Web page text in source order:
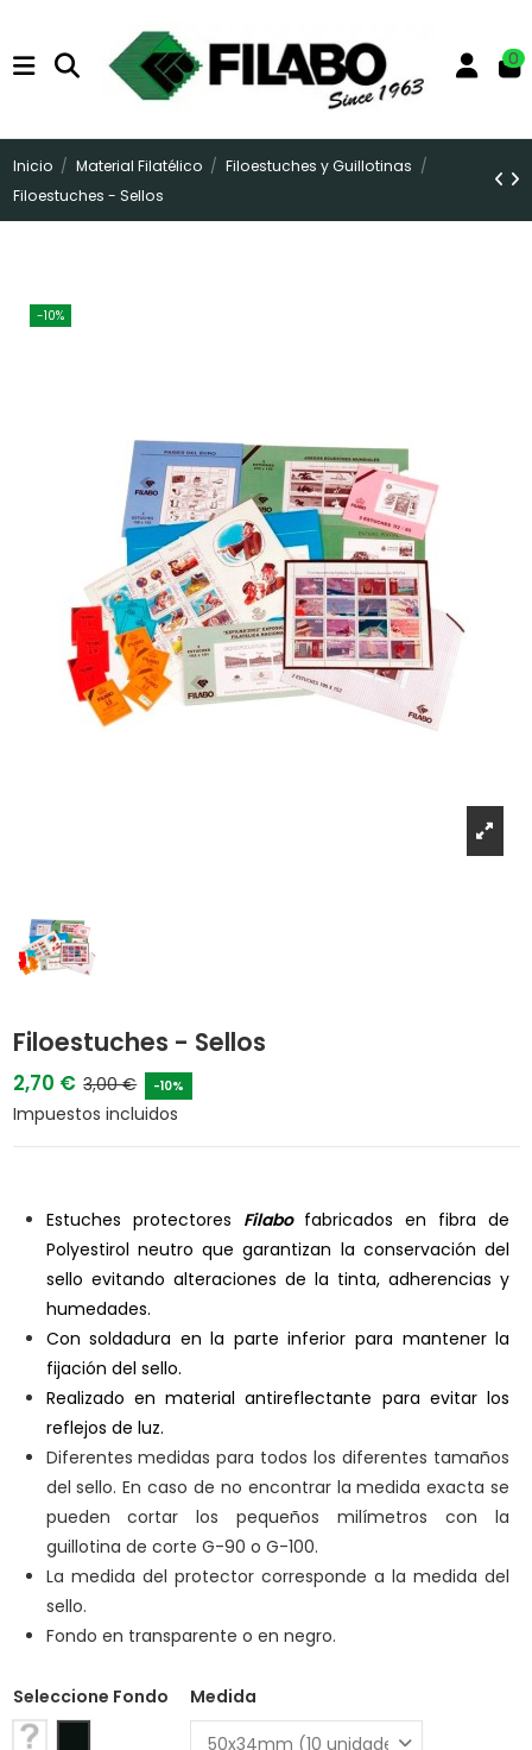
0
Inicio Material Filatélico
Filoestuches y Guillotinas
Filoestuches - Sellos
-10%
Filoestuches - Sellos
2,70 € 3,00 € -10%
Impuestos incluidos
Estuches protectores Filabo fabricados en fibra de
Polyestirol neutro que garantizan la conservación del
sello evitando alteraciones de la tinta, adherencias y
humedades.
Con soldadura en la parte inferior para mantener la
fijación del sello.
Realizado en material antireflectante para evitar los
reflejos de luz.
Diferentes medidas para todos los diferentes tamaños
del sello. En caso de no encontrar la medida exacta se
pueden cortar los pequeños milímetros con la
guillotina de corte G-90 o G-100.
La medida del protector corresponde a la medida del
sello.
Fondo en transparente o en negro.
Seleccione Fondo
Transparente
Medida